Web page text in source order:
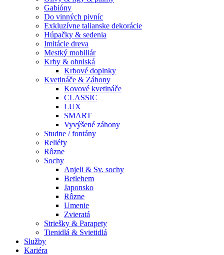
Gabióny
Do vinných pivníc
Exkluzívne talianske dekorácie
Húpačky & sedenia
Imitácie dreva
Mestký mobiliár
Krby & ohniská
Krbové doplnky
Kvetináče & Záhony
Kovové kvetináče
CLASSIC
LUX
SMART
Vyvýšené záhony
Studne / fontány
Reliéfy
Rôzne
Sochy
Anjeli & Sv. sochy
Betlehem
Japonsko
Rôzne
Umenie
Zvieratá
Striešky & Parapety
Tienidlá & Svietidlá
Služby
Kariéra